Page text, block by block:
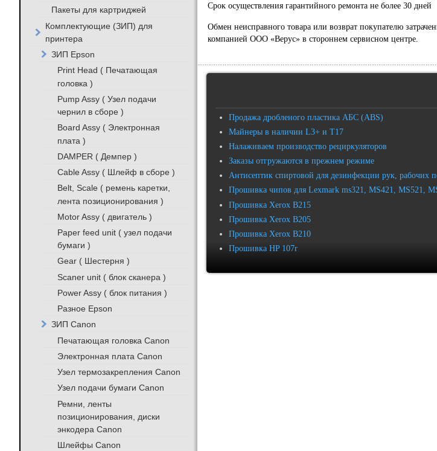
Срок осуществления гарантийного ремонта не более 30 дней
Обмен неисправного товара или возврат покупателю
компанией ООО «Верус» в стороннем сервисном центре.
Продажа дробленого пластика АБС (ABS)
Майнеры в наличии L3+ и T17
Налаживаем производство рециркуляторов
Заказы отгружаются в прежнем режиме
Антисептик спиртовой для дезинфекции рук, рабочих
Прошивка чипов для Lexmark ms321, MS421, MS521,
Прошивка Xerox B215
Прошивка Xerox B205
Прошивка Xerox B210
Прошивка HP 107r
Пакеты для картриджей
Комплектующие (ЗИП) для
принтера
ЗИП Epson
Print Head ( Печатающая
головка )
Pump Assy ( Узел подачи
чернил в сборе )
Board Assy ( Электронная
плата )
DAMPER ( Демпер )
Cable Assy ( Шлейф в сборе )
Belt, Scale ( ремень каретки,
лента позиционирования )
Motor Assy ( двигатель )
Paper feed unit ( узел подачи
бумаги )
Gear ( Шестерня )
Scaner unit ( блок сканера )
Power Assy ( блок питания )
Разное Epson
ЗИП Canon
Печатающая головка Canon
Электронная плата Canon
Узел термозакрепления Canon
Узел подачи бумаги Canon
Ремни, ленты
позиционирования, диски
энкодера Canon
Шлейфы Canon